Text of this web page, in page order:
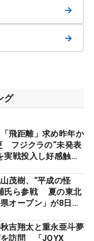
→
→
グ
飛距離」求め昨年か
フジクラの“未発表
実戦投入し好感触
！】
茂樹、“平成の怪
氏ら参戦 夏の東北
オープン」が8日開
吉翔太と重永亜斗夢
を訪問 「JOYX